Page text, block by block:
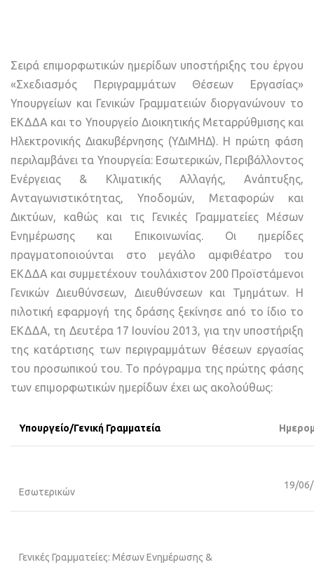
Σειρά επιμορφωτικών ημερίδων υποστήριξης του έργου
«Σχεδιασμός Περιγραμμάτων Θέσεων Εργασίας»
Υπουργείων και Γενικών Γραμματειών διοργανώνουν το
ΕΚΔΔΑ και το Υπουργείο Διοικητικής Μεταρρύθμισης και
Ηλεκτρονικής Διακυβέρνησης (ΥΔιΜΗΔ). Η πρώτη φάση
περιλαμβάνει τα Υπουργεία: Εσωτερικών, Περιβάλλοντος
Ενέργειας & Κλιματικής Αλλαγής, Ανάπτυξης,
Ανταγωνιστικότητας, Υποδομών, Μεταφορών και
Δικτύων, καθώς και τις Γενικές Γραμματείες Μέσων
Ενημέρωσης και Επικοινωνίας. Οι ημερίδες
πραγματοποιούνται στο μεγάλο αμφιθέατρο του
ΕΚΔΔΑ και συμμετέχουν τουλάχιστον 200 Προϊστάμενοι
Γενικών Διευθύνσεων, Διευθύνσεων και Τμημάτων. Η
πιλοτική εφαρμογή της δράσης ξεκίνησε από το ίδιο το
ΕΚΔΔΑ, τη Δευτέρα 17 Ιουνίου 2013, για την υποστήριξη
της κατάρτισης των περιγραμμάτων θέσεων εργασίας
του προσωπικού του. Το πρόγραμμα της πρώτης φάσης
των επιμορφωτικών ημερίδων έχει ως ακολούθως:
Υπουργείο/Γενική Γραμματεία
Εσωτερικών
19/
Γενικές Γραμματείες: Μέσων Ενημέρωσης &